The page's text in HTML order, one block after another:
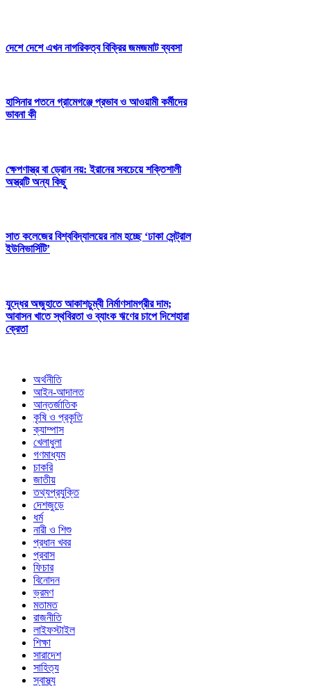
দেশে দেশে এখন নাগরিকত্ব বিক্রির জমজমাট ব্যবসা
হাসিনার পতনে গ্রামেগঞ্জে প্রভাব ও আওয়ামী কর্মীদের
ভাবনা কী
ক্ষেপণাস্ত্র বা ড্রোন নয়: ইরানের সবচেয়ে শক্তিশালী
অস্ত্রটি অন্য কিছু
সাত কলেজের বিশ্ববিদ্যালয়ের নাম হচ্ছে ‘ঢাকা সেন্ট্রাল
ইউনিভার্সিটি’
যুদ্ধের অজুহাতে আকাশচুম্বী নির্মাণসামগ্রীর দাম;
আবাসন খাতে স্থবিরতা ও ব্যাংক ঋণের চাপে দিশেহারা
ক্রেতা
অর্থনীতি
আইন-আদালত
আন্তর্জাতিক
কৃষি ও প্রকৃতি
ক্যাম্পাস
খেলাধুলা
গণমাধ্যম
চাকরি
জাতীয়
তথ্যপ্রযুক্তি
দেশজুড়ে
ধর্ম
নারী ও শিশু
প্রধান খবর
প্রবাস
ফিচার
বিনোদন
ভ্রমণ
মতামত
রাজনীতি
লাইফস্টাইল
শিক্ষা
সারাদেশ
সাহিত্য
স্বাস্থ্য